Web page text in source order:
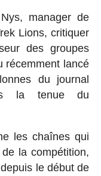
manager de
Lions, critiquer
des groupes
récemment lancé
du journal
la tenue du
les chaînes qui
la compétition,
le début de